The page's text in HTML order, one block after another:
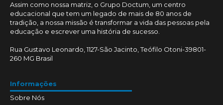
Assim como nossa matriz, o Grupo Doctum, um centro
educacional que tem um legado de mais de 80 anos de
tradição, a nossa missão é transformar a vida das pessoas pela
educação e escrever uma história de sucesso.
Rua Gustavo Leonardo, 1127-São Jacinto, Teófilo Otoni-39801-
260 MG Brasil
Informações
Sobre Nós